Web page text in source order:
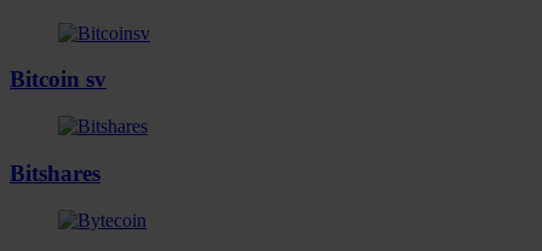
Bitcoin sv
Bitshares